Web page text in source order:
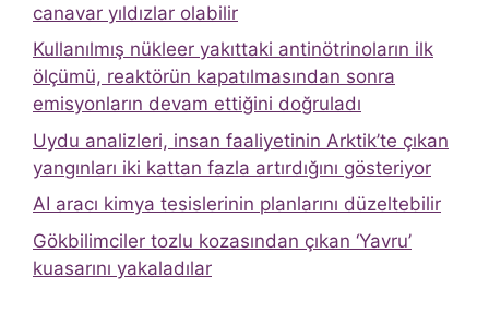
canavar yıldızlar olabilir
Kullanılmış nükleer yakıttaki antinötrinoların ilk
ölçümü, reaktörün kapatılmasından sonra
emisyonların devam ettiğini doğruladı
Uydu analizleri, insan faaliyetinin Arktik’te çıkan
yangınları iki kattan fazla artırdığını gösteriyor
AI aracı kimya tesislerinin planlarını düzeltebilir
Gökbilimciler tozlu kozasından çıkan ‘Yavru’
kuasarını yakaladılar